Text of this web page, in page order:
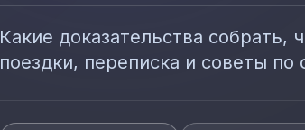
Какие доказательства собрать,
поездки, переписка и советы